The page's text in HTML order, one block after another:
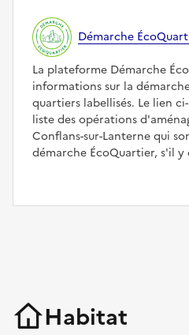
Démarche
La plateforme Démarche
informations sur la
quartiers labellisés. Le lien
liste des opérations
Conflans-sur-Lanterne qui
démarche ÉcoQuartier, s'il y
Habitat